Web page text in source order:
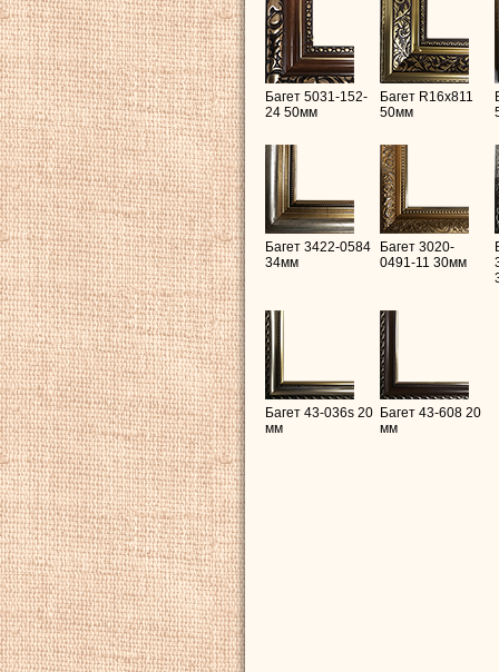
Багет 5031-152-
24 50мм
Багет R16х811
50мм
Багет 3422-0584
34мм
Багет 3020-
0491-11 30мм
Багет 43-036s 20
мм
Багет 43-608 20
мм